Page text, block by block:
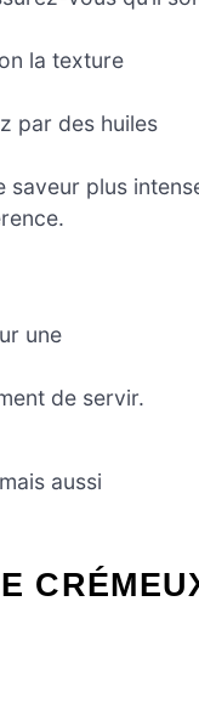
la texture
par des huiles
saveur plus
une
de servir.
aussi